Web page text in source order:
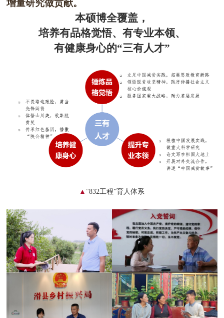
增量研究做贡献。
本硕博全覆盖，
培养有品格觉悟、有专业本领、
有健康身心的“三有人才”
▲“832工程”育人体系